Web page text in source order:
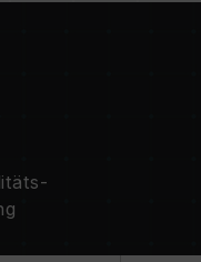
ist nicht